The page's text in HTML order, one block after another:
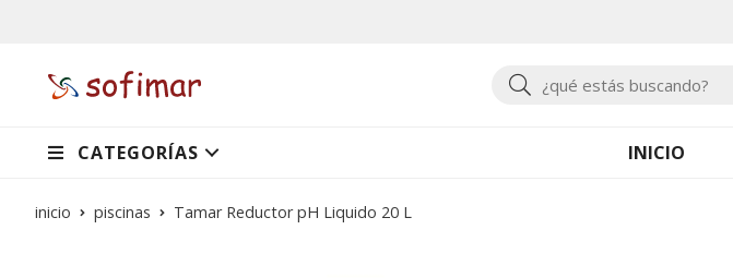
Buscar
CATEGORÍAS INICIO
inicio piscinas Tamar Reductor pH Liquido 20 L